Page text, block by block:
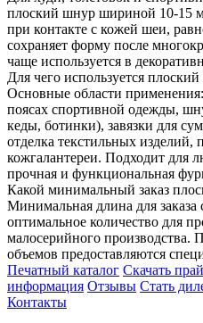
плоский шнур шириной 10-15
при контакте с кожей шеи,
сохраняет форму после
чаще используется в
Для чего используется
Основные области
поясах спортивной одежды,
кеды, ботинки), завязки для
отделка текстильных изделий,
кожгалантереи. Подходит для
прочная и функциональная
Какой минимальный заказ
Минимальная длина для заказа
оптимальное количество для
малосерийного производства.
объемов предоставляются
Печатный каталог Скачать
информация Отзывы Стать
Контакты